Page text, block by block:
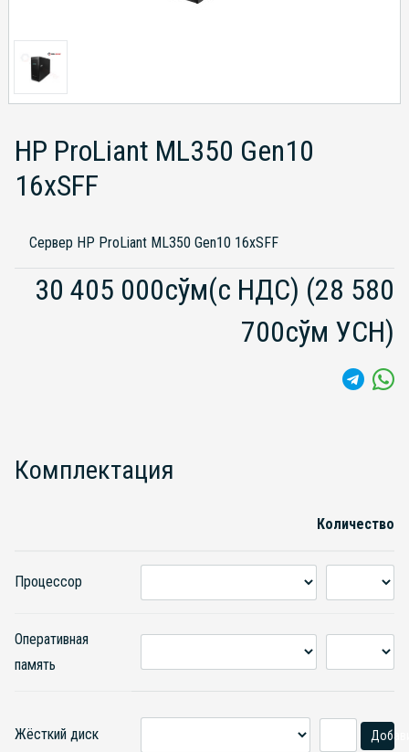
HP ProLiant ML350 Gen10
16xSFF
Сервер HP ProLiant ML350 Gen10 16xSFF
30 405 000сўм(с НДС) (28 580
700сўм УСН)
Комплектация
Количество
Процессор
Оперативная
память
Жёсткий диск